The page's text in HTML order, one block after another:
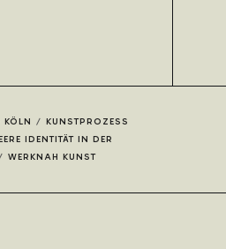
KÖLN / KUNSTPROZESS
IDENTITÄT IN DER
WERKNAH KUNST